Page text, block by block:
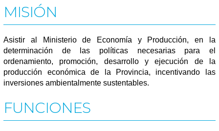
MISIÓN
Asistir al Ministerio de Economía y Producción, en la
determinación de las políticas necesarias para el
ordenamiento, promoción, desarrollo y ejecución de la
producción económica de la Provincia, incentivando las
inversiones ambientalmente sustentables.
FUNCIONES